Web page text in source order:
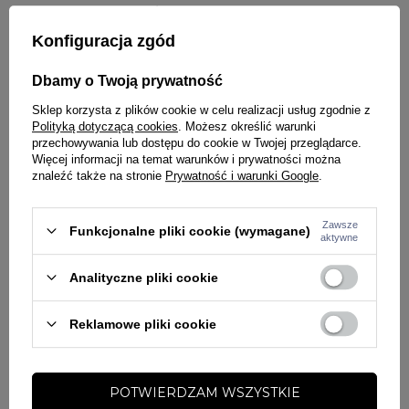
- Odpowiednie do urządzeń z ekranem dotykowym
- właściwości: oddychające, wiatroszczelne, szybkoschnące.
- nadruk: sitodruk
- pielęgnacja: pranie ręczne
Rozmiarówka:
A - Szerokość (obwód dłoni)
B - Długość (długość dłoni)
C - Długość całkowita rękawiczek
19cm
Konfiguracja zgód
Dbamy o Twoją prywatność
Sklep korzysta z plików cookie w celu realizacji usług zgodnie z
Polityką dotyczącą cookies . Możesz określić warunki
przechowywania lub dostępu do cookie w Twojej przeglądarce.
Więcej informacji na temat warunków i prywatności można
znaleźć także na stronie Prywatność i warunki Google
Funkcjonalne pliki cookie (wymagane) Zawsze
aktywne
Analityczne pliki cookie
Reklamowe pliki cookie
POTWIERDZAM WSZYSTKIE